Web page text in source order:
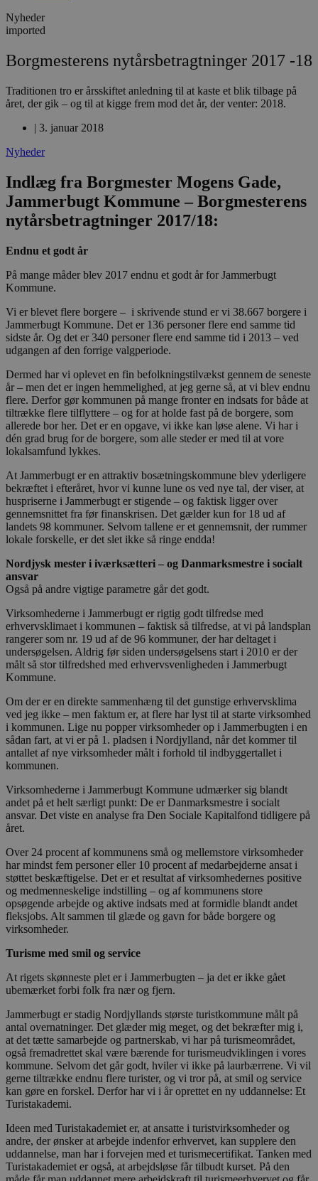
Nyheder
imported
Borgmesterens nytårsbetragtninger 2017 -18
Traditionen tro er årsskiftet anledning til at kaste et blik tilbage på
året, der gik – og til at kigge frem mod det år, der venter: 2018.
| 3. januar 2018
Nyheder
Indlæg fra Borgmester Mogens Gade,
Jammerbugt Kommune – Borgmesterens
nytårsbetragtninger 2017/18:
Endnu et godt år
På mange måder blev 2017 endnu et godt år for Jammerbugt
Kommune.
Vi er blevet flere borgere – i skrivende stund er vi 38.667 borgere i
Jammerbugt Kommune. Det er 136 personer flere end samme tid
sidste år. Og det er 340 personer flere end samme tid i 2013 – ved
udgangen af den forrige valgperiode.
Dermed har vi oplevet en fin befolkningstilvækst gennem de seneste
år – men det er ingen hemmelighed, at jeg gerne så, at vi blev endnu
flere. Derfor gør kommunen på mange fronter en indsats for både at
tiltrække flere tilflyttere – og for at holde fast på de borgere, som
allerede bor her. Det er en opgave, vi ikke kan løse alene. Vi har i
dén grad brug for de borgere, som alle steder er med til at vore
lokalsamfund lykkes.
At Jammerbugt er en attraktiv bosætningskommune blev yderligere
bekræftet i efteråret, hvor vi kunne lune os ved nye tal, der viser, at
huspriserne i Jammerbugt er stigende – og faktisk ligger over
gennemsnittet fra før finanskrisen. Det gælder kun for 18 ud af
landets 98 kommuner. Selvom tallene er et gennemsnit, der rummer
lokale forskelle, er det slet ikke så ringe endda!
Nordjysk mester i iværksætteri – og Danmarksmestre i socialt
ansvar
Også på andre vigtige parametre går det godt.
Virksomhederne i Jammerbugt er rigtig godt tilfredse med
erhvervsklimaet i kommunen – faktisk så tilfredse, at vi på landsplan
rangerer som nr. 19 ud af de 96 kommuner, der har deltaget i
undersøgelsen. Aldrig før siden undersøgelsens start i 2010 er der
målt så stor tilfredshed med erhvervsvenligheden i Jammerbugt
Kommune.
Om der er en direkte sammenhæng til det gunstige erhvervsklima
ved jeg ikke – men faktum er, at flere har lyst til at starte virksomhed
i kommunen. Lige nu popper virksomheder op i Jammerbugten i en
sådan fart, at vi er på 1. pladsen i Nordjylland, når det kommer til
antallet af nye virksomheder målt i forhold til indbyggertallet i
kommunen.
Virksomhederne i Jammerbugt Kommune udmærker sig blandt
andet på et helt særligt punkt: De er Danmarksmestre i socialt
ansvar. Det viste en analyse fra Den Sociale Kapitalfond tidligere på
året.
Over 24 procent af kommunens små og mellemstore virksomheder
har mindst fem personer eller 10 procent af medarbejderne ansat i
støttet beskæftigelse. Det er et resultat af virksomhedernes positive
og medmenneskelige indstilling – og af kommunens store
opsøgende arbejde og aktive indsats med at formidle blandt andet
fleksjobs. Alt sammen til glæde og gavn for både borgere og
virksomheder.
Turisme med smil og service
At rigets skønneste plet er i Jammerbugten – ja det er ikke gået
ubemærket forbi folk fra nær og fjern.
Jammerbugt er stadig Nordjyllands største turistkommune målt på
antal overnatninger. Det glæder mig meget, og det bekræfter mig i,
at det tætte samarbejde og partnerskab, vi har på turismeområdet,
også fremadrettet skal være bærende for turismeudviklingen i vores
kommune. Selvom det går godt, hviler vi ikke på laurbærrene. Vi vil
gerne tiltrække endnu flere turister, og vi tror på, at smil og service
kan gøre en forskel. Derfor har vi i år oprettet en ny uddannelse: Et
Turistakademi.
Ideen med Turistakademiet er, at ansatte i turistvirksomheder og
andre, der ønsker at arbejde indenfor erhvervet, kan supplere den
uddannelse, man har i forvejen med et turismecertifikat. Tanken med
Turistakademiet er også, at arbejdsløse får tilbudt kurset. På den